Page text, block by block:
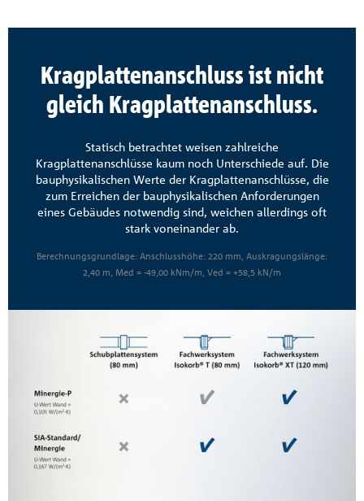
Kragplattenanschluss ist nicht
gleich Kragplattenanschluss.
Statisch betrachtet weisen zahlreiche
Kragplattenanschlüsse kaum noch Unterschiede auf. Die
bauphysikalischen Werte der Kragplattenanschlüsse, die
zum Erreichen der bauphysikalischen Anforderungen
eines Gebäudes notwendig sind, weichen allerdings oft
stark voneinander ab.
Berechnungsgrundlage: Anschlusshöhe: 220 mm, Auskragungslänge:
2,40 m, Med = -49,00 kNm/m, Ved = +58,5 kN/m